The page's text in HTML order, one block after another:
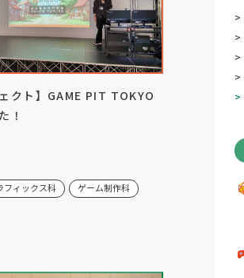
クト】GAME PIT TOKYO
！
フィックス科
ゲーム制作科
>
>
>
>
>